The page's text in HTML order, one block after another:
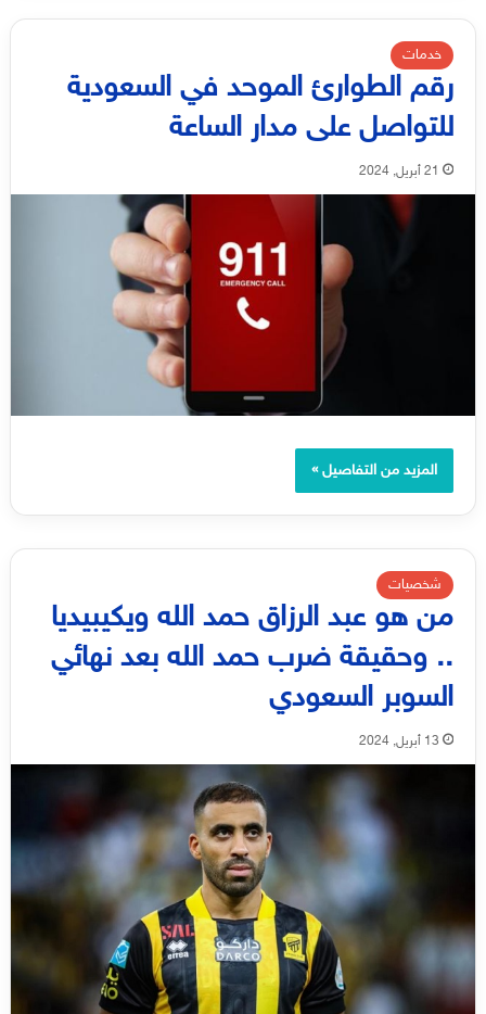
خدمات
رقم الطوارئ الموحد في السعودية
للتواصل على مدار الساعة
21 أبريل, 2024
المزيد من التفاصيل »
شخصيات
من هو عبد الرزاق حمد الله ويكيبيديا
.. وحقيقة ضرب حمد الله بعد نهائي
السوبر السعودي
13 أبريل, 2024